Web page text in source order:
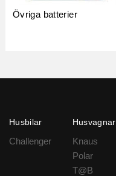
Övriga batterier
Husbilar
Challenger
Husvagnar
Knaus
Polar
T@B